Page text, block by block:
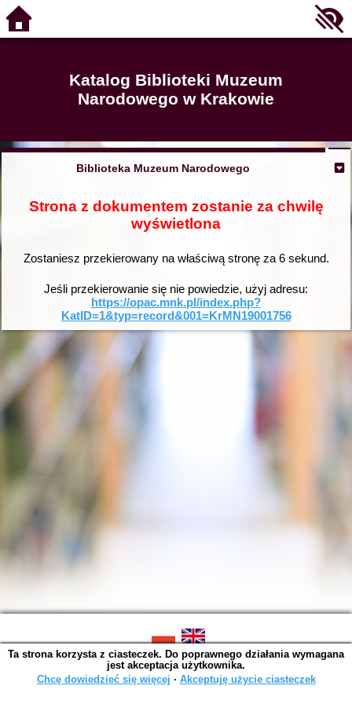
Katalog Biblioteki Muzeum
Narodowego w Krakowie
Biblioteka Muzeum Narodowego
Strona z dokumentem zostanie za chwilę
wyświetlona
Zostaniesz przekierowany na właściwą stronę za 6sekund.
Jeśli przekierowanie się nie powiedzie, użyj adresu:
https://opac.mnk.pl/index.php?
KatID=1&typ=record&001=KrMN19001756
SOWA OPAC v. 6.11.10 (2026-07-24)
Wygenerowano w 0,0014 s.
Ta strona korzysta z ciasteczek. Do poprawnego działania wymagana
jest akceptacja użytkownika.
Chcę dowiedzieć się więcej ∙ Akceptuję użycie ciasteczek